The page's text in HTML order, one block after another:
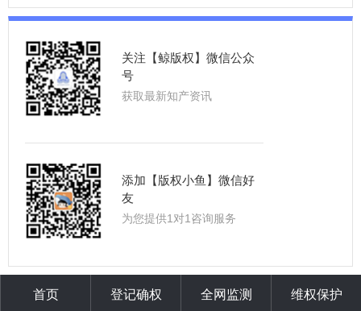
关注【鲸版权】微信公众
号
获取最新知产资讯
添加【版权小鱼】微信好
友
为您提供1对1咨询服务
首页 登记确权 全网监测 维权保护